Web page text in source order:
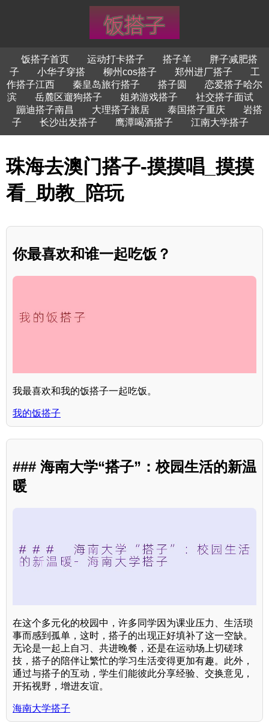
饭搭子首页 运动打卡搭子 搭子羊
胖子减肥搭
子
小华子穿搭 柳州cos搭子 郑州进厂搭子
工
作搭子江西
秦皇岛旅行搭子 搭子圆
恋爱搭子哈尔
滨
岳麓区遛狗搭子 姐弟游戏搭子
社交搭子面试
蹦迪搭子南昌
大理搭子旅居 泰国搭子重庆
岩搭
子
长沙出发搭子 鹰潭喝酒搭子 江南大学搭子
珠海去澳门搭子-摸摸唱_摸摸
看_助教_陪玩
你最喜欢和谁一起吃饭？
我最喜欢和我的饭搭子一起吃饭。
我的饭搭子
### 海南大学“搭子”：校园生活的新温
暖
在这个多元化的校园中，许多同学因为课业压力、生活琐
事而感到孤单，这时，搭子的出现正好填补了这一空缺。
无论是一起上自习、共进晚餐，还是在运动场上切磋球
技，搭子的陪伴让繁忙的学习生活变得更加有趣。此外，
通过与搭子的互动，学生们能彼此分享经验、交换意见，
开拓视野，增进友谊。
海南大学搭子